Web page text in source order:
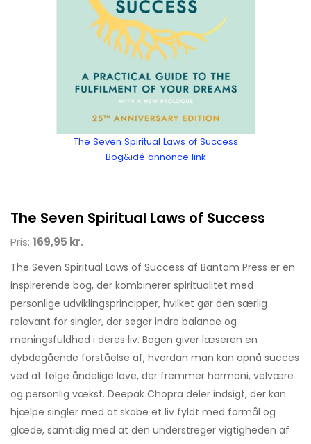
The Seven Spiritual Laws of Success
Bog&idé annonce link
The Seven Spiritual Laws of Success
Pris: 169,95 kr.
The Seven Spiritual Laws of Success af Bantam Press er en
inspirerende bog, der kombinerer spiritualitet med
personlige udviklingsprincipper, hvilket gør den særlig
relevant for singler, der søger indre balance og
meningsfuldhed i deres liv. Bogen giver læseren en
dybdegående forståelse af, hvordan man kan opnå succes
ved at følge åndelige love, der fremmer harmoni, velvære
og personlig vækst. Deepak Chopra deler indsigt, der kan
hjælpe singler med at skabe et liv fyldt med formål og
glæde, samtidig med at den understreger vigtigheden af